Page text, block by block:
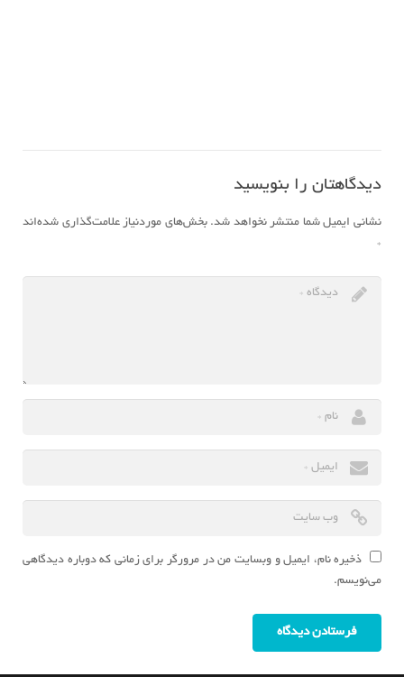
دیدگاهتان را بنویسید
نشانی ایمیل شما منتشر نخواهد شد. بخش‌های موردنیاز علامت‌گذاری شده‌اند
*
ذخیره نام، ایمیل و وبسایت من در مرورگر برای زمانی که دوباره دیدگاهی
می‌نویسم.